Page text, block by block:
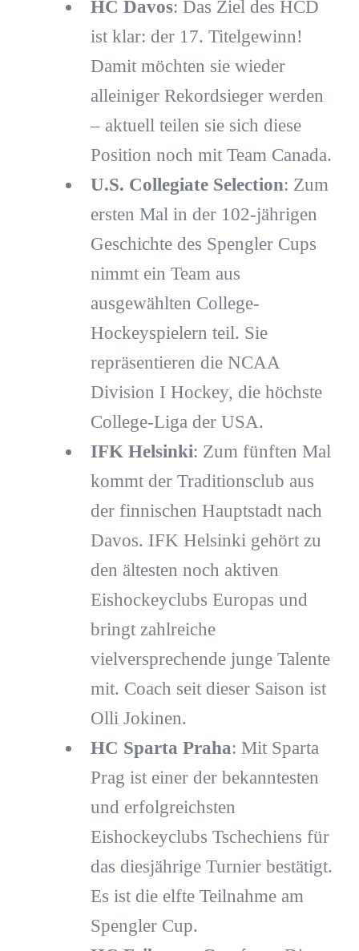
HC Davos: Das Ziel des HCD
ist klar: der 17. Titelgewinn!
Damit möchten sie wieder
alleiniger Rekordsieger werden
– aktuell teilen sie sich diese
Position noch mit Team Canada.
U.S. Collegiate Selection: Zum
ersten Mal in der 102-jährigen
Geschichte des Spengler Cups
nimmt ein Team aus
ausgewählten College-
Hockeyspielern teil. Sie
repräsentieren die NCAA
Division I Hockey, die höchste
College-Liga der USA.
IFK Helsinki: Zum fünften Mal
kommt der Traditionsclub aus
der finnischen Hauptstadt nach
Davos. IFK Helsinki gehört zu
den ältesten noch aktiven
Eishockeyclubs Europas und
bringt zahlreiche
vielversprechende junge Talente
mit. Coach seit dieser Saison ist
Olli Jokinen.
HC Sparta Praha: Mit Sparta
Prag ist einer der bekanntesten
und erfolgreichsten
Eishockeyclubs Tschechiens für
das diesjährige Turnier bestätigt.
Es ist die elfte Teilnahme am
Spengler Cup.